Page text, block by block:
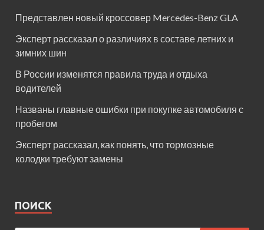
Представлен новый кроссовер Mercedes-Benz GLA
Эксперт рассказал о различиях в составе летних и
зимних шин
В России изменятся правила труда и отдыха
водителей
Названы главные ошибки при покупке автомобиля с
пробегом
Эксперт рассказал, как понять, что тормозные
колодки требуют замены
ПОИСК